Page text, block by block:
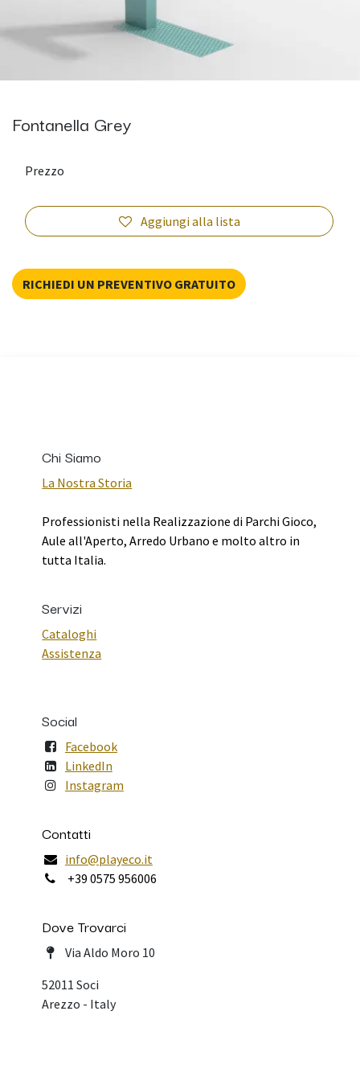
Fontanella Grey
Aggiungi alla lista
Prezzo
RICHIEDI UN PREVENTIVO GRATUITO
Chi Siamo
La Nostra Storia
Professionisti nella Realizzazione di Parchi Gioco,
Aule all'Aperto, Arredo Urbano e molto altro in
tutta Italia.
Servizi
Cataloghi
Assistenza
Social
Facebook
LinkedIn
Instagram
Contatti
info@playeco.it
+39 0575 956006
Dove Trovarci
Via Aldo Moro 10
52011 Soci
Arezzo - Italy